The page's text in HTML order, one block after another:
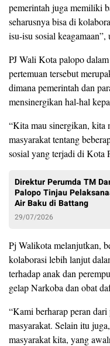
pemerintah juga memiliki
seharusnya bisa di
isu-isu sosial
PJ Wali Kota palopo
pertemuan tersebut
dimana pemerintah dan
mensinergikan hal-hal
“Kita mau sinergikan, kita
masyarakat tentang
sosial yang terjadi di Kota
Direktur Perumda TM
Palopo Tinjau
Air Baku di Battang
29/07/2026
Pj Walikota melanjutkan,
kolaborasi lebih lanjut
terhadap anak dan
gelap Narkoba dan obat
“Kami berharap peran
masyarakat. Selain itu
masyarakat kita, yang